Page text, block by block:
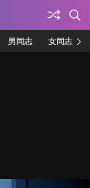
男同志 女同志